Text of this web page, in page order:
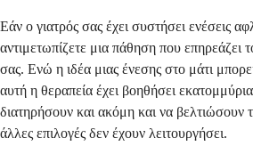
Εάν ο γιατρός σας έχει συστήσει ενέσεις
αντιμετωπίζετε μια πάθηση που επηρεάζει
σας. Ενώ η ιδέα μιας ένεσης στο μάτι
αυτή η θεραπεία έχει βοηθήσει
διατηρήσουν και ακόμη και να βελτιώσουν
άλλες επιλογές δεν έχουν λειτουργήσει.